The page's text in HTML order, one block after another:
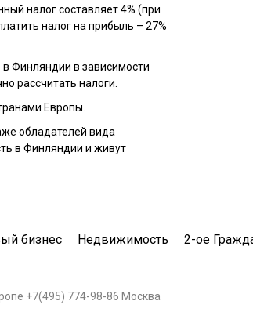
налог составляет 4% (при
налог на прибыль – 27%
Финляндии в зависимости
рассчитать налоги.
Европы.
обладателей вида
в Финляндии и живут
бизнес Недвижимость 2-ое
+7(495) 774-98-86 Москва